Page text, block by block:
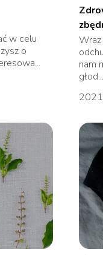
w celu
o
nam
głod...